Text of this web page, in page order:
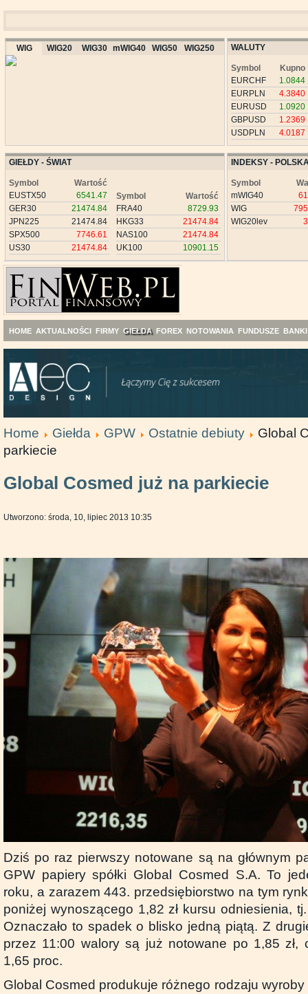
WIG WIG20 WIG30 mWIG40 WIG50 WIG250 WALUTY
Symbol
Kupno
EURCHF
1.0844
EURPLN
4.3840
EURUSD
1.0920
GBPUSD
1.2369
USDPLN
4.0187
GIEŁDY - ŚWIAT
Symbol
Wartość
EUSTX50
6541.47
GER30
21474.84
JPN225
21474.84
SPX500
7746.61
US30
21474.84
Symbol
Wartość
FRA40
8729.93
HKG33
21474.84
NAS100
21474.84
UK100
10901.15
INDEKSY -
Symbol
mWIG40
WIG
WIG20lev
HOME AKTUALNOŚCI FIRMY GIEŁDA FOREX NOTOWANIA FUNDUSZE BANKI
Home Giełda GPW Ostatnie debiuty
Global
parkiecie
Global Cosmed już na parkiecie
Utworzono: środa, 10, lipiec 2013 10:35
Dziś po raz pierwszy notowane są na głównym
GPW papiery spółki Global Cosmed S.A. To
roku, a zarazem 443. przedsiębiorstwo na tym
poniżej wynoszącego 1,82 zł kursu odniesienia,
Oznaczało to spadek o blisko jedną piątą. Z
przez 11:00 walory są już notowane po 1,85 zł,
1,65 proc.
Global Cosmed produkuje różnego rodzaju